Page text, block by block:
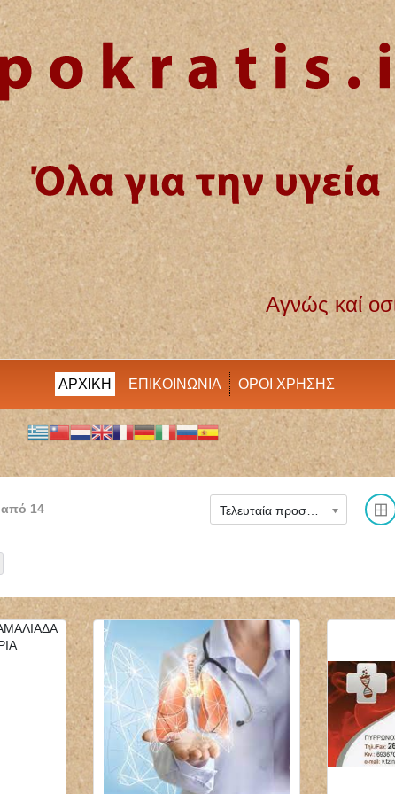
Αγνώς καί οσίως διατηρήσω βίον τόν
ΑΡΧΙΚΗ ΕΠΙΚΟΙΝΩΝΙΑ ΟΡΟΙ ΧΡΗΣΗΣ
από 14 Τελευταία προστέθηκε
ΜΙΚΡΟΒΙΟΛΟΓΟΣ
ΒΙΟΠΑΘΟΛΟΓΟΣ
ΜΙΚΡΟΒΙΟΛΟΓΙΚΟ
ΕΡΓΑΣΤΗΡΙΟ BIOLAB
ΤΗΝΟΣ ΠΑΠΑΔΟΠΟΥΛΟΥ
ΘΕΟΔΩΡΑ
ΝΕΥΡΟΧΕΙΡΟΥΡΓΟΣ
ΧΕΙΡΟΥΡΓΟΣ
ΣΠΟΝΔΥΛΙΚΗΣ ΣΤΗΛΗΣ
ΧΑΪΔΑΡΙ ΑΤΤΙΚΗ
ΔΗΜΟΓΕΡΟΝΤΑΣ
ΓΕΩΡΓΙΟΣ